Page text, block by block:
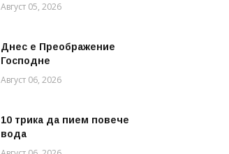
Август 05, 2026
Днес е Преображение
Господне
Август 06, 2026
10 трика да пием повече
вода